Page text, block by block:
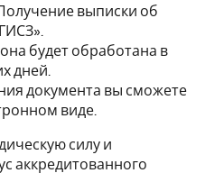
выписки об
будет обработана в
дней.
документа вы сможете
виде.
силу и
аккредитованного